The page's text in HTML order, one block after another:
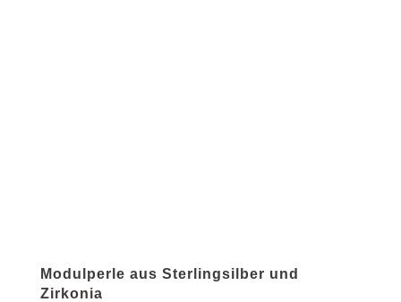
Modulperle aus Sterlingsilber und
Zirkonia